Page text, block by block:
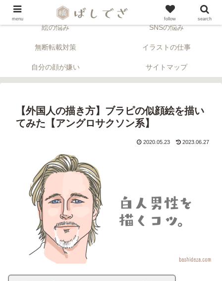
「顔」について考える似顔絵ブログ。※アフィリエイトリンクが含まれます。
絵の悩み SNSの悩み
無断転載対策 イラストの仕事
自分の顔が嫌い サイトマップ
【外国人の描き方】ブラピの似顔絵を描い
てみた【アングロサクソン系】
2020.05.23 2023.06.27
menu follow search